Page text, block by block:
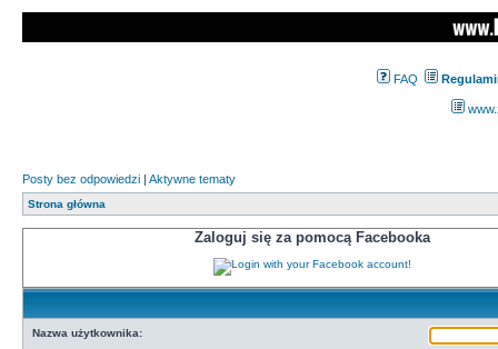
FAQ
Posty bez odpowiedzi | Aktywne tematy
Strona główna
Zaloguj się za pomocą Facebooka
Nazwa użytkownika: